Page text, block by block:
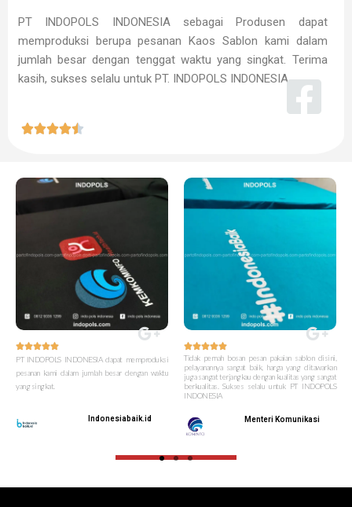
PT INDOPOLS INDONESIA sebagai Produsen dapat
memproduksi berupa pesanan Kaos Sablon kami dalam
jumlah besar dengan tenggat waktu yang singkat. Terima
kasih, sukses selalu untuk PT. INDOPOLS INDONESIA


PT INDOPOLS INDONESIA dapat memproduksi
pesanan kami dalam jumlah besar dengan waktu
yang singkat.
Indonesiabaik.id

Tidak pernah bosan pesan pakaian sablon disini,
pelayanannya sangat baik, harga yang ditawarkan
juga sangat terjangkau dengan kualitas yang sangat
berkualitas. Sukses selalu untuk PT INDOPOLS
INDONESIA
Menteri Komunikasi